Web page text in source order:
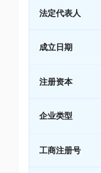
法定代表人
成立日期
注册资本
企业类型
工商注册号